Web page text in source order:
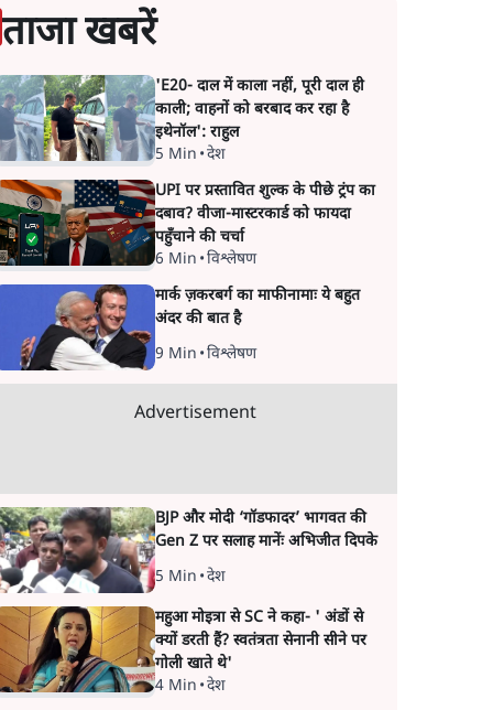
ताजा खबरें
'E20- दाल में काला नहीं, पूरी दाल ही
काली; वाहनों को बरबाद कर रहा है
इथेनॉल': राहुल
5 Min •देश
UPI पर प्रस्तावित शुल्क के पीछे ट्रंप का
दबाव? वीजा-मास्टरकार्ड को फायदा
पहुँचाने की चर्चा
6 Min •विश्लेषण
मार्क ज़करबर्ग का माफीनामाः ये बहुत
अंदर की बात है
9 Min •विश्लेषण
Advertisement
BJP और मोदी ‘गॉडफादर’ भागवत की
Gen Z पर सलाह मानेंः अभिजीत दिपके
5 Min •देश
महुआ मोइत्रा से SC ने कहा- ' अंडों से
क्यों डरती हैं? स्वतंत्रता सेनानी सीने पर
गोली खाते थे'
4 Min •देश